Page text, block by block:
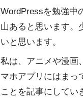
WordPressを勉強中
山あると思います。
いと思います。
私は、アニメや漫画
マホアプリにはまっ
ことを記事にしてい